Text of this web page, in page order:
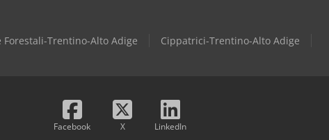
Forestali-Trentino-Alto Adige
Cippatrici-Trentino-Alto Adige
Facebook X LinkedIn